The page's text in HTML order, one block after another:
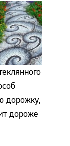
дорожку,
дороже